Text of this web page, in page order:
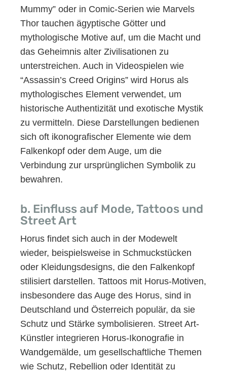
Mummy” oder in Comic-Serien wie Marvels
Thor tauchen ägyptische Götter und
mythologische Motive auf, um die Macht und
das Geheimnis alter Zivilisationen zu
unterstreichen. Auch in Videospielen wie
“Assassin’s Creed Origins” wird Horus als
mythologisches Element verwendet, um
historische Authentizität und exotische Mystik
zu vermitteln. Diese Darstellungen bedienen
sich oft ikonografischer Elemente wie dem
Falkenkopf oder dem Auge, um die
Verbindung zur ursprünglichen Symbolik zu
bewahren.
b. Einfluss auf Mode, Tattoos und
Street Art
Horus findet sich auch in der Modewelt
wieder, beispielsweise in Schmuckstücken
oder Kleidungsdesigns, die den Falkenkopf
stilisiert darstellen. Tattoos mit Horus-Motiven,
insbesondere das Auge des Horus, sind in
Deutschland und Österreich populär, da sie
Schutz und Stärke symbolisieren. Street Art-
Künstler integrieren Horus-Ikonografie in
Wandgemälde, um gesellschaftliche Themen
wie Schutz, Rebellion oder Identität zu